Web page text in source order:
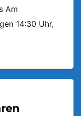
Am
14:30 Uhr,